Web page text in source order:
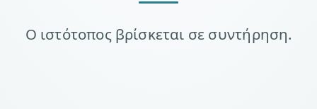
Ο ιστότοπος βρίσκεται σε συντήρηση.